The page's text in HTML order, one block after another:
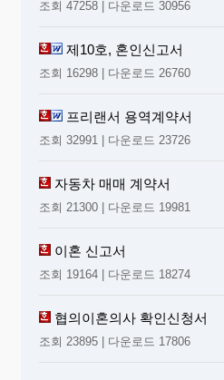
조회 47258 | 다운로드 30956
제10호, 혼인신고서
조회 16298 | 다운로드 26760
프리랜서 용역계약서
조회 32991 | 다운로드 23726
자동차 매매 계약서
조회 21300 | 다운로드 19981
이혼 신고서
조회 19164 | 다운로드 18274
협의이혼의사 확인신청서
조회 23895 | 다운로드 17806